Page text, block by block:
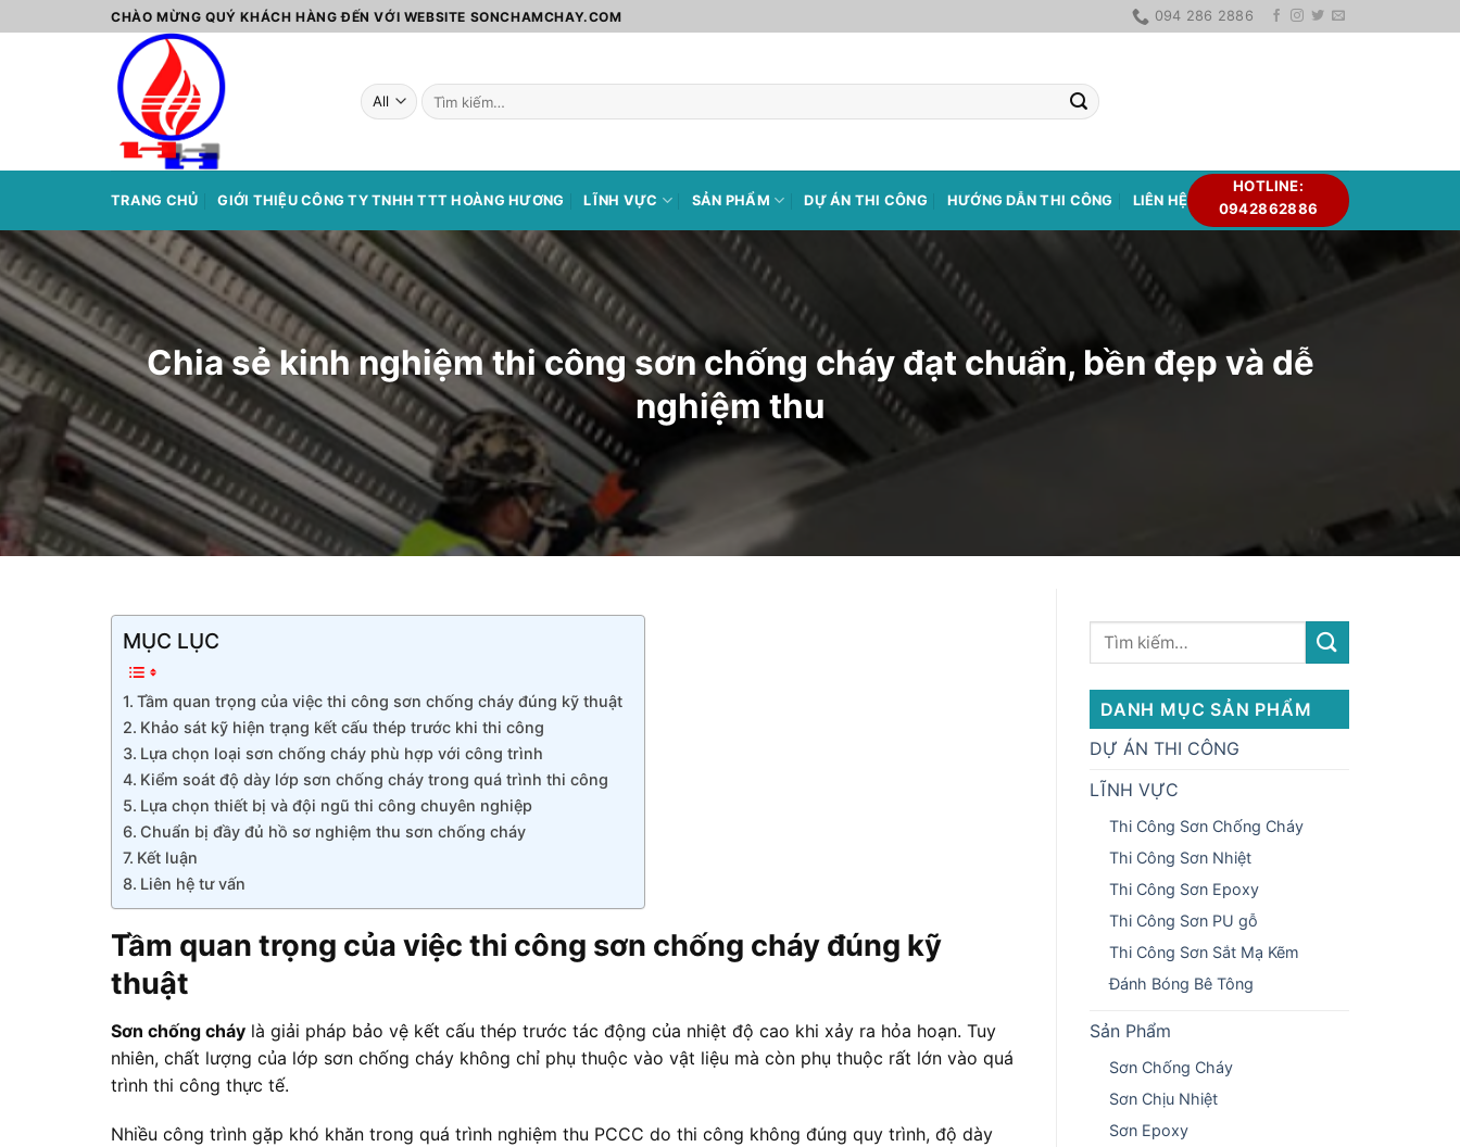
to
CHÀO MỪNG QUÝ KHÁCH HÀNG ĐẾN VỚI WEBSITE SONCHAMCHAY.COM 094 286 2886
Tìm
kiếm:
TRANG CHỦ GIỚI THIỆU CÔNG TY TNHH TTT HOÀNG HƯƠNG LĨNH VỰC SẢN PHẨM DỰ ÁN THI CÔNG HƯỚNG DẪN THI CÔNG LIÊN HỆ
HOTLINE:
0942862886
Chia sẻ kinh nghiệm thi công sơn chống cháy đạt chuẩn, bền đẹp và dễ
nghiệm thu
MỤC LỤC
Tầm quan trọng của việc thi công sơn chống cháy đúng kỹ thuật
Khảo sát kỹ hiện trạng kết cấu thép trước khi thi công
Lựa chọn loại sơn chống cháy phù hợp với công trình
Kiểm soát độ dày lớp sơn chống cháy trong quá trình thi công
Lựa chọn thiết bị và đội ngũ thi công chuyên nghiệp
Chuẩn bị đầy đủ hồ sơ nghiệm thu sơn chống cháy
Kết luận
Liên hệ tư vấn
Tầm quan trọng của việc thi công sơn chống cháy đúng kỹ
thuật
Sơn chống cháy là giải pháp bảo vệ kết cấu thép trước tác động của nhiệt độ cao khi xảy ra hỏa hoạn. Tuy
nhiên, chất lượng của lớp sơn chống cháy không chỉ phụ thuộc vào vật liệu mà còn phụ thuộc rất lớn vào quá
trình thi công thực tế.
Nhiều công trình gặp khó khăn trong quá trình nghiệm thu PCCC do thi công không đúng quy trình, độ dày
DANH MỤC SẢN PHẨM
DỰ ÁN THI CÔNG
LĨNH VỰC
Thi Công Sơn Chống Cháy
Thi Công Sơn Nhiệt
Thi Công Sơn Epoxy
Thi Công Sơn PU gỗ
Thi Công Sơn Sắt Mạ Kẽm
Đánh Bóng Bê Tông
Sản Phẩm
Sơn Chống Cháy
Sơn Chịu Nhiệt
Sơn Epoxy